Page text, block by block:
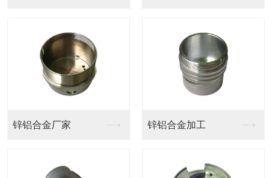
锌铝合金厂家 锌铝合金加工